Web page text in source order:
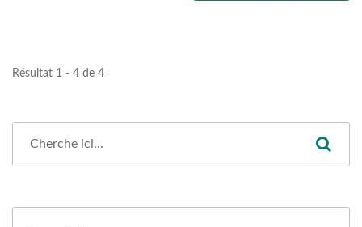
Résultat 1 - 4 de 4